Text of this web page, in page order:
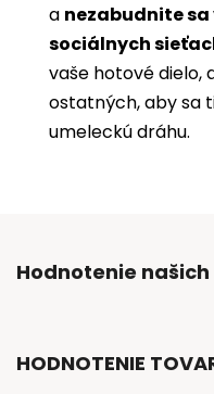
a nezabudnite
sociálnych
vaše hotové dielo,
ostatných, aby sa
umeleckú dráhu.
Hodnotenie
HODNOTENIE